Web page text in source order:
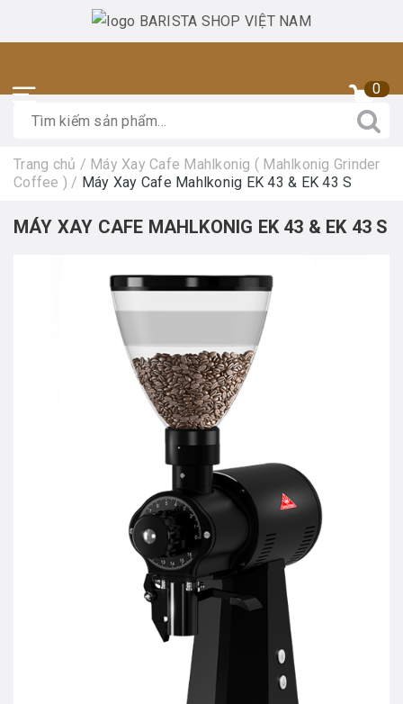
0
Trang chủ / Máy Xay Cafe Mahlkonig ( Mahlkonig Grinder
Coffee ) / Máy Xay Cafe Mahlkonig EK 43 & EK 43 S
MÁY XAY CAFE MAHLKONIG EK 43 & EK 43 S